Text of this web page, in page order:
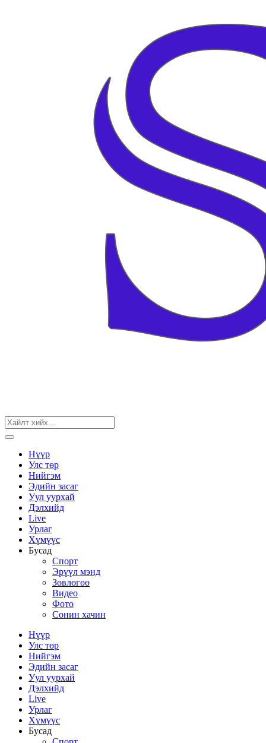
Нүүр
Улс төр
Нийгэм
Эдийн засаг
Уул уурхай
Дэлхийд
Live
Урлаг
Хүмүүс
Бусад
Спорт
Эрүүл мэнд
Зөвлөгөө
Видео
Фото
Сонин хачин
Нүүр
Улс төр
Нийгэм
Эдийн засаг
Уул уурхай
Дэлхийд
Live
Урлаг
Хүмүүс
Бусад